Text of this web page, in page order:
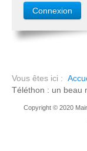
Vous êtes ici :
Téléthon : un beau
Copyright © 2020